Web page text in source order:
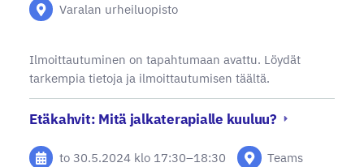
Varalan urheiluopisto
Ilmoittautuminen on tapahtumaan avattu. Löydät
tarkempia tietoja ja ilmoittautumisen täältä.
Etäkahvit: Mitä jalkaterapialle kuuluu?
to 30.5.2024 klo 17:30–18:30 Teams